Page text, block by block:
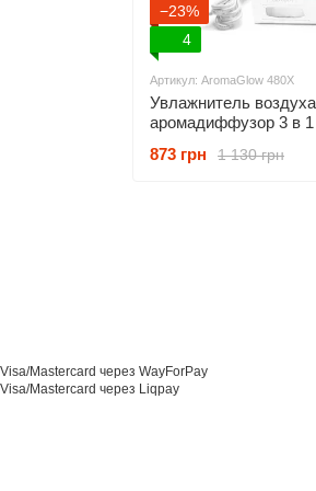
−23%
4
Артикул: AromaGlow 480X
Увлажнитель
аромадиффузор 3 в 1
дистанционным
1 130 грн
873 грн